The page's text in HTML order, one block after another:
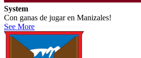
System
Con ganas de jugar en Manizales!
See More